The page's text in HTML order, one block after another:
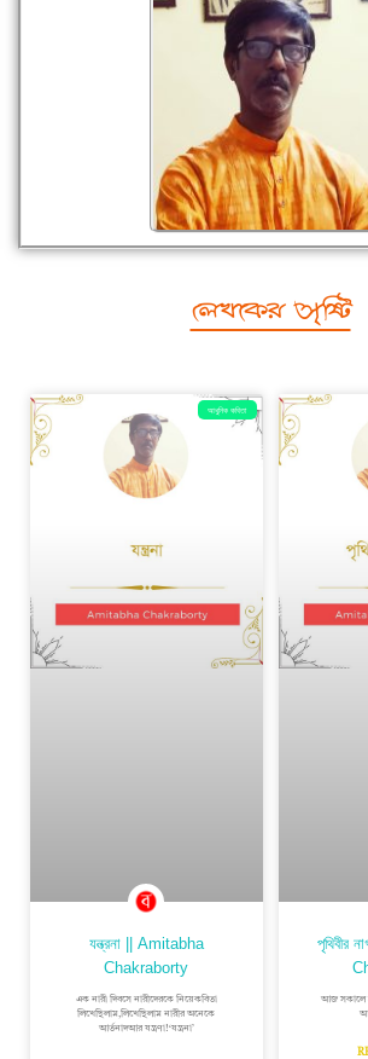
লেখকের সৃষ্টি
আধুনিক কবিতা
যন্ত্রনা || Amitabha
Chakraborty
এক নারী দিবসে নারীদেরকে নিয়েকবিতা
লিখেছিলাম,লিখেছিলাম নারীর অনেকে
আর্তনাদআর যন্ত্রণা!‘যন্ত্রনা’
পৃথিবীর
আজ সকালে